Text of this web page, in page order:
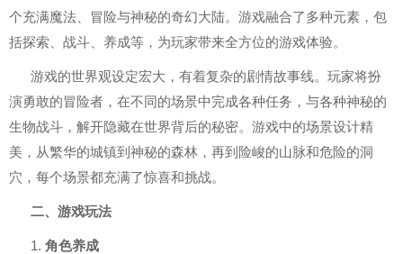
个充满魔法、冒险与神秘的奇幻大陆。游戏融合了多种元素，包
括探索、战斗、养成等，为玩家带来全方位的游戏体验。
游戏的世界观设定宏大，有着复杂的剧情故事线。玩家将扮
演勇敢的冒险者，在不同的场景中完成各种任务，与各种神秘的
生物战斗，解开隐藏在世界背后的秘密。游戏中的场景设计精
美，从繁华的城镇到神秘的森林，再到险峻的山脉和危险的洞
穴，每个场景都充满了惊喜和挑战。
二、游戏玩法
1. 角色养成